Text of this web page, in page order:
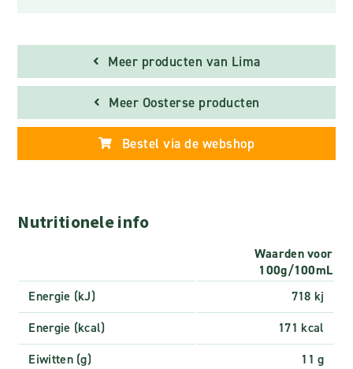
Meer producten van Lima
Meer Oosterse producten
Bestel via de webshop
Nutritionele info
Waarden voor
100g/100mL
Energie (kJ)
718 kj
Energie (kcal)
171 kcal
Eiwitten (g)
11 g